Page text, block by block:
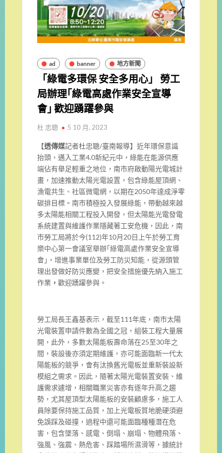
ad banner 地方新聞
「綠電多環保 安全多用心」 勞工
局辦理｢綠電高處作業安全宣導
會｣ 歡迎踴躍參與
杜 忠聰 5 10 月, 2023
【透傳媒記者杜忠聰/臺南報導】近年環保意識
抬頭，邁入工業4.0新紀元中，綠能在能源供應
端佔有舉足輕重之地位，南市府啟動陽光電城計
畫，加速推動太陽光電設置，包含綠能屋頂網、
漁電共生、社區微電網，以期在2050年達成淨零
碳排目標。南市積極投入發展綠能，帶動越來越
多太陽能相關工程投入開發，但太陽能光電發電
系統建置與維護作業隱藏著工安危機，因此，南
市勞工局將於今(112)年10月20日上午於勞工育
樂中心第一會議室舉辦｢綠電高處作業安全宣導
會｣，增進事業單位及勞工防災知能，從源頭管
理出發做好防災應變，把安全措施優先納入施工
作業 ， 歡迎踴躍參與。
勞工局長王鑫基表示，截至111年底，南市太陽
光電裝置申請件數為全國之冠，組裝工程大量展
開，此外，多數太陽能板壽命落在25至30年之
間，裝設後亦須定期維護，亦可能面臨新一代太
陽能板的競爭，會有汰換舊光電板並重新裝設新
模組之需求。因此，隨著太陽光電裝置安裝、維
護需求遽增，相關職業災害亦有逐年升高之趨
勢，尤其屋頂型太陽能板的安裝顧慮多，施工人
員除要保持施工品質，加上光電板質地脆硬須避
免誤踩及碰撞，過程中還可能面臨種種潛在危
害，包含墜落、感電、倒塌、崩塌、物體飛落、
強風、強震、熱危害、踩踏場所濕滑等，據統計